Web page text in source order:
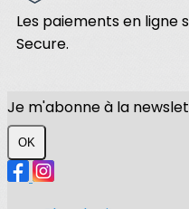
Les paiements en ligne
Secure.
Je m'abonne à la
OK